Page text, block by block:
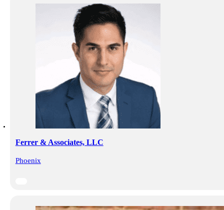
Ferrer & Associates, LLC
Phoenix